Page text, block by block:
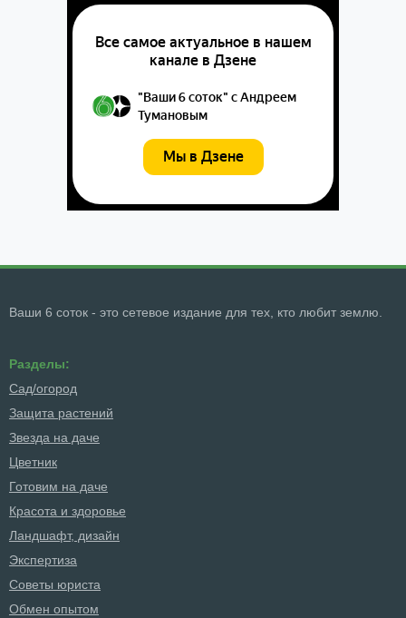
Ваши 6 соток - это сетевое издание для тех, кто любит землю.
Разделы:
Сад/огород
Защита растений
Звезда на даче
Цветник
Готовим на даче
Красота и здоровье
Ландшафт, дизайн
Экспертиза
Советы юриста
Обмен опытом